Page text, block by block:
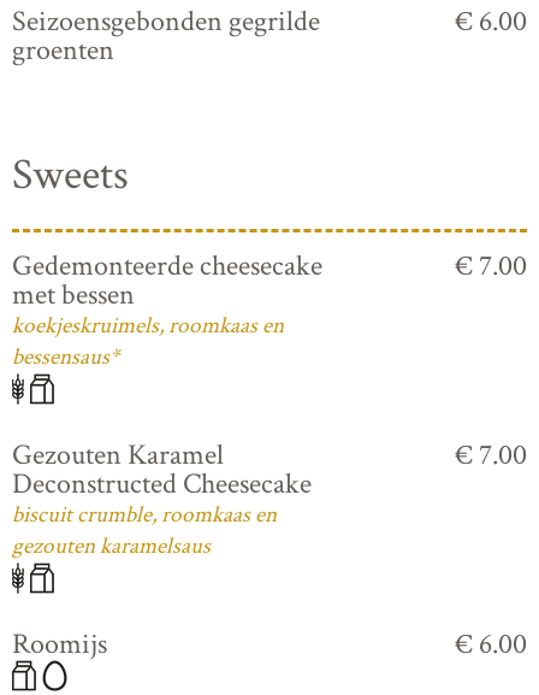
Seizoensgebonden gegrilde
groenten
€ 6.00
Sweets
Gedemonteerde cheesecake
met bessen
koekjeskruimels, roomkaas en
bessensaus*
€ 7.00
Gezouten Karamel
Deconstructed Cheesecake
biscuit crumble, roomkaas en
gezouten karamelsaus
€ 7.00
Roomijs € 6.00